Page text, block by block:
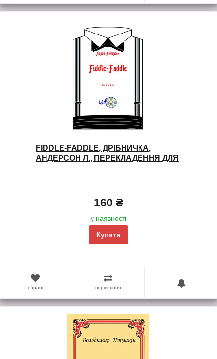
FIDDLE-FADDLE, ДРІБНИЧКА,
АНДЕРСОН Л., ПЕРЕКЛАДЕННЯ ДЛЯ
160 ₴
у наявності
Купити
обрані порівняння